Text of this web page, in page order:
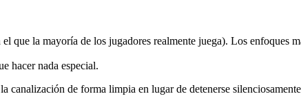
que la mayoría de los jugadores realmente juega). Los enfoques
hacer nada especial.
canalización de forma limpia en lugar de detenerse